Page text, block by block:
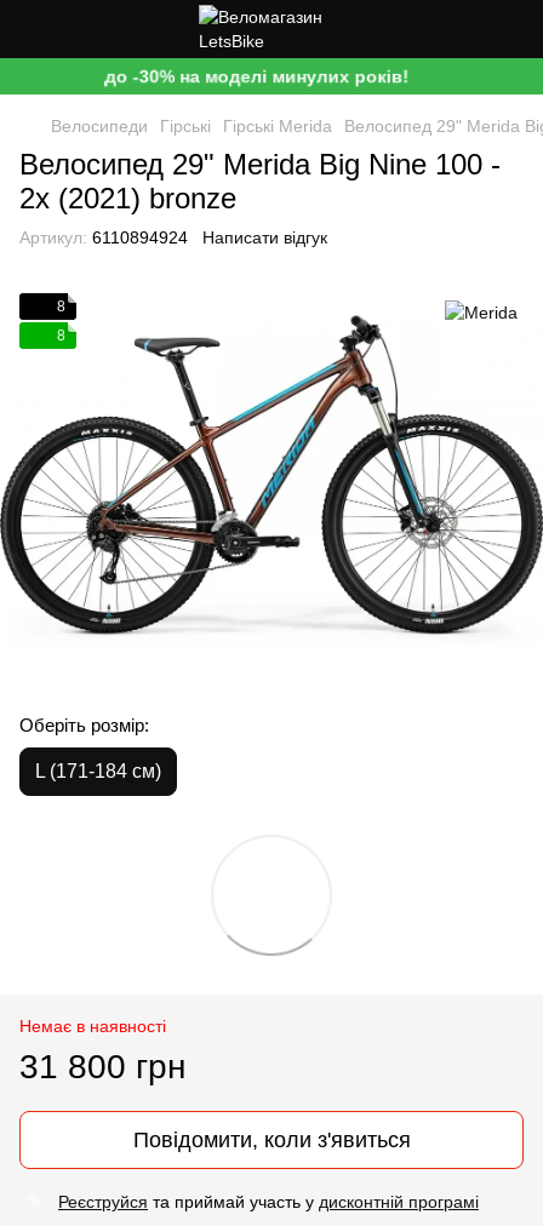
до -30% на моделі минулих років!
Велосипеди Гірські Гірські Merida Велосипед 29" Merida
Велосипед 29" Merida Big Nine 100 -
2x (2021) bronze
Артикул: 6110894924 Написати відгук
8
8
Оберіть розмір:
L (171-184 см)
Немає в наявності
31 800 грн
Повідомити, коли з'явиться
Реєструйся та приймай участь у дисконтній програмі